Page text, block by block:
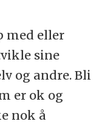
med eller
sine
og andre. Bli
er ok og
nok å